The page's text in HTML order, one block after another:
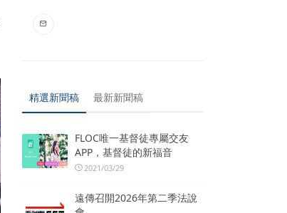
精選新聞稿 最新新聞稿
FLOC唯一基督徒專屬交友
APP，基督徒的新福音
2021/03/29
遠傳召開2026年第二季法說